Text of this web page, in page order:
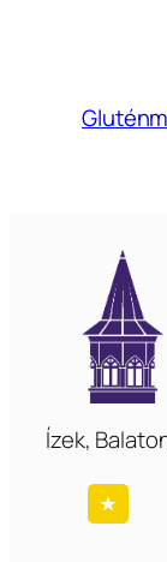
Ízek,